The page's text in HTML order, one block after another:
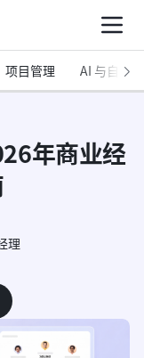
项目管理 AI 与自动化
年商业经
理